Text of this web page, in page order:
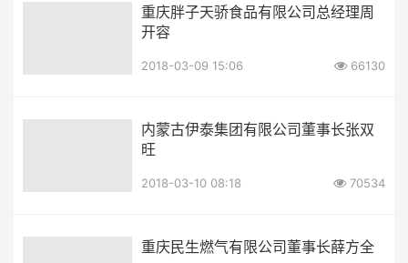
重庆胖子天骄食品有限公司总经理周
开容
2018-03-09 15:06 66130
内蒙古伊泰集团有限公司董事长张双
旺
2018-03-10 08:18 70534
重庆民生燃气有限公司董事长薛方全